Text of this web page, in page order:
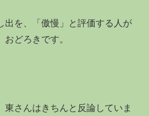
出を、「傲慢」と評価する人が
どろきです。
東さんはきちんと反論していま